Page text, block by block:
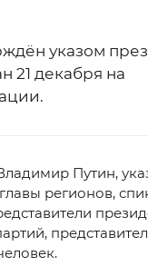
указом
21 декабря на
Путин,
регионов,